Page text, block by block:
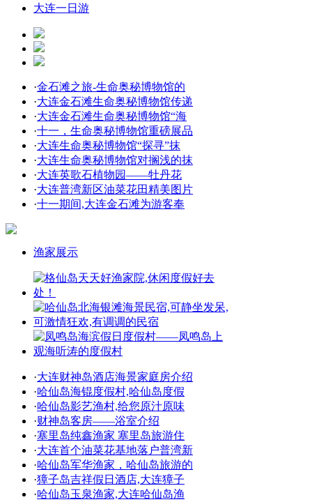
大连一日游
·金石滩之旅-生命奥秘博物馆的
·大连金石滩生命奥秘博物馆传递
·大连金石滩生命奥秘博物馆“海
·十一，生命奥秘博物馆重磅展品
·大连生命奥秘博物馆“探寻”抹
·大连生命奥秘博物馆对搁浅的抹
·大连英歌石植物园——牡丹花
·大连普湾新区油菜花田精美图片
·十一期间,大连金石滩为游客奉
渔家展示
·大连财神岛酒店海景家庭房介绍
·哈仙岛海锟度假村,哈仙岛度假
·哈仙岛影艺渔村,给您原汁原味
·财神岛客房——浴室介绍
·塞里岛纯鑫渔家 塞里岛旅游住
·大连首个油菜花基地落户普湾新
·哈仙岛军华渔家，哈仙岛旅游的
·獐子岛吉祥假日酒店,大连獐子
·哈仙岛玉泉渔家,大连哈仙岛渔